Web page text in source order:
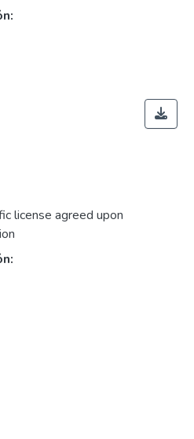
license agreed upon